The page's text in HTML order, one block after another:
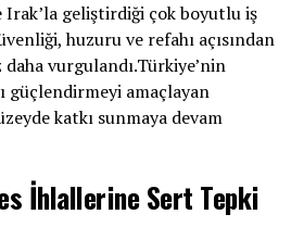
Irak’la geliştirdiği çok boyutlu iş
huzuru ve refahı açısından
daha vurgulandı.Türkiye’nin
güçlendirmeyi amaçlayan
katkı sunmaya devam
İhlallerine Sert Tepki